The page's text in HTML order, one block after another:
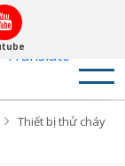
by
Translate
Thiết bị thử cháy